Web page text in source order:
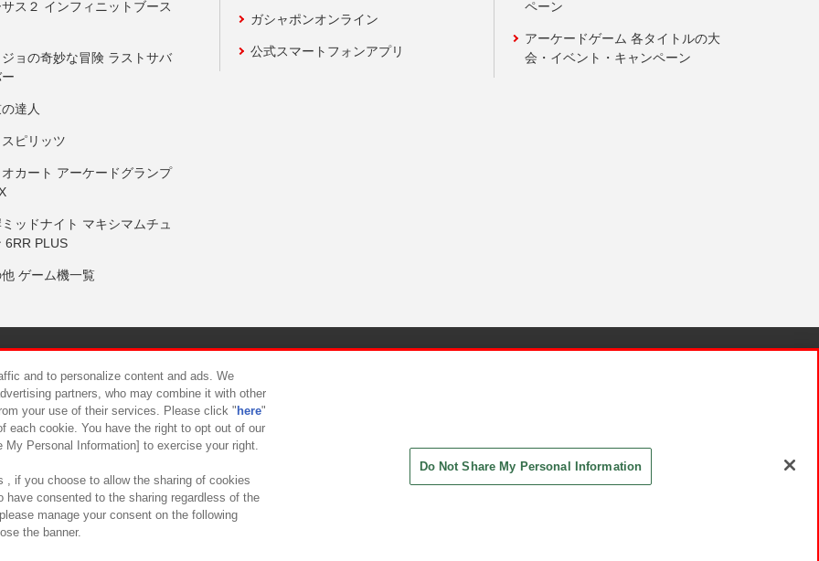
ス２ インフィニットブース
ョの奇妙な冒険 ラストサバ
達人
ピリッツ
カート アーケードグランプ
ッドナイト マキシマムチュ
6RR PLUS
ゲーム機一覧
ガシャポンオンライン
公式スマートフォンアプリ
ペーン
アーケードゲーム 各タイトルの大
会・イベント・キャンペーン
について カスタマーハラスメント対応方針
and to personalize content and ads. We
partners, who may combine it with other
your use of their services. Please click " here"
each cookie. You have the right to opt out of our
Personal Information] to exercise your right.
, if you choose to allow the sharing of cookies
have consented to the sharing regardless of the
manage your consent on the following
the banner.
Do Not Share My Personal Information